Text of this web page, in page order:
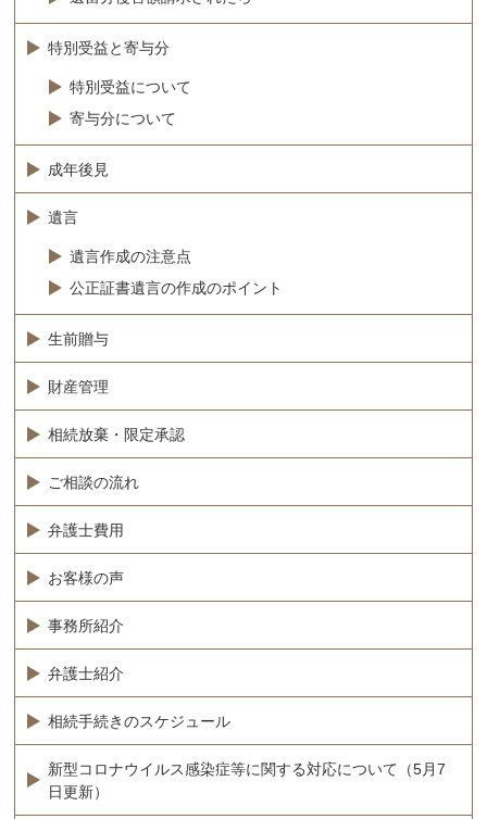
特別受益と寄与分
特別受益について
寄与分について
成年後見
遺言
遺言作成の注意点
公正証書遺言の作成のポイント
生前贈与
財産管理
相続放棄・限定承認
ご相談の流れ
弁護士費用
お客様の声
事務所紹介
弁護士紹介
相続手続きのスケジュール
新型コロナウイルス感染症等に関する対応について（5月7
日更新）